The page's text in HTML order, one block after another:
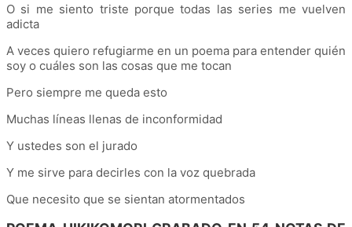
O si me siento triste porque todas las series me vuelven
adicta
A veces quiero refugiarme en un poema para entender quién
soy o cuáles son las cosas que me tocan
Pero siempre me queda esto
Muchas líneas llenas de inconformidad
Y ustedes son el jurado
Y me sirve para decirles con la voz quebrada
Que necesito que se sientan atormentados